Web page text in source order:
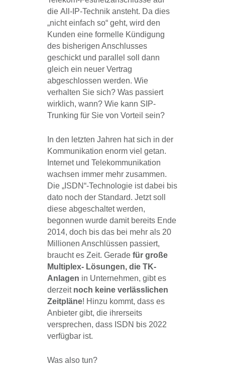
die All-IP-Technik ansteht. Da dies
„nicht einfach so“ geht, wird den
Kunden eine formelle Kündigung
des bisherigen Anschlusses
geschickt und parallel soll dann
gleich ein neuer Vertrag
abgeschlossen werden. Wie
verhalten Sie sich? Was passiert
wirklich, wann? Wie kann SIP-
Trunking für Sie von Vorteil sein?
In den letzten Jahren hat sich in der
Kommunikation enorm viel getan.
Internet und Telekommunikation
wachsen immer mehr zusammen.
Die „ISDN“-Technologie ist dabei bis
dato noch der Standard. Jetzt soll
diese abgeschaltet werden,
begonnen wurde damit bereits Ende
2014, doch bis das bei mehr als 20
Millionen Anschlüssen passiert,
braucht es Zeit. Gerade für große
Multiplex- Lösungen, die TK-
Anlagen in Unternehmen, gibt es
derzeit noch keine verlässlichen
Zeitpläne! Hinzu kommt, dass es
Anbieter gibt, die ihrerseits
versprechen, dass ISDN bis 2022
verfügbar ist.
Was also tun?